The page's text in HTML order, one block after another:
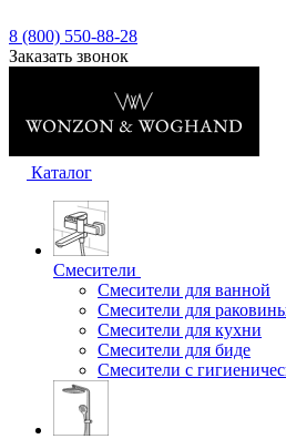
8 (800) 550-88-28
Заказать звонок
Каталог
Смесители
Смесители для ванной
Смесители для
Смесители для кухни
Смесители для биде
Смесители с